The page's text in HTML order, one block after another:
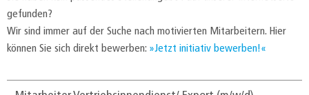
gefunden?
Wir sind immer auf der Suche nach motivierten Mitarbeitern. Hier
können Sie sich direkt bewerben:
Jetzt initiativ bewerben!